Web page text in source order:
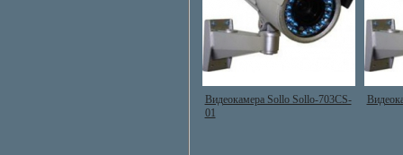
Видеокамера Sollo Sollo-703CS-
01